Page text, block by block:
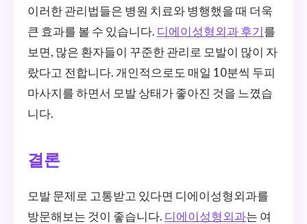
이러한 관리법들은 병원 치료와 병행했을 때 더욱
큰 효과를 볼 수 있습니다. 디에이성형외과 후기를
보면, 많은 환자들이 꾸준한 관리로 모발이 많이 자
랐다고 전합니다. 개인적으로도 매일 10분씩 두피
마사지를 하면서 모발 상태가 좋아진 것을 느꼈습
니다.
결론
모발 문제로 고통받고 있다면 디에이성형외과를
방문해보는 것이 좋습니다. 디에이성형외과는 여